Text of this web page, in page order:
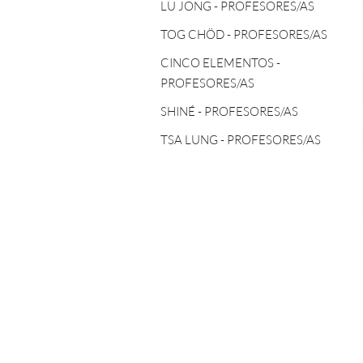
CINCO ELEMENTOS -
PROFESORES/AS
SHINÉ - PROFESORES/AS
LU JONG - PROFESORES/AS
TOG CHÖD - PROFESORES/AS
CINCO ELEMENTOS -
PROFESORES/AS
SHINÉ - PROFESORES/AS
TSA LUNG - PROFESORES/AS